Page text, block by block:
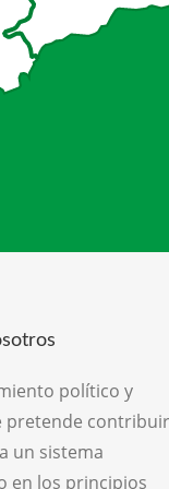
político y
pretende contribuir
un sistema
en los principios